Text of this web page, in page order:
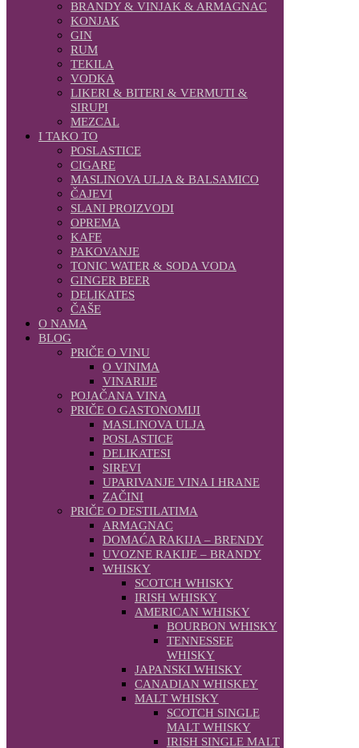
BRANDY & VINJAK & ARMAGNAC
KONJAK
GIN
RUM
TEKILA
VODKA
LIKERI & BITERI & VERMUTI &
SIRUPI
MEZCAL
I TAKO TO
POSLASTICE
CIGARE
MASLINOVA ULJA & BALSAMICO
ČAJEVI
SLANI PROIZVODI
OPREMA
KAFE
PAKOVANJE
TONIC WATER & SODA VODA
GINGER BEER
DELIKATES
ČAŠE
O NAMA
BLOG
PRIČE O VINU
O VINIMA
VINARIJE
POJAČANA VINA
PRIČE O GASTONOMIJI
MASLINOVA ULJA
POSLASTICE
DELIKATESI
SIREVI
UPARIVANJE VINA I HRANE
ZAČINI
PRIČE O DESTILATIMA
ARMAGNAC
DOMAĆA RAKIJA – BRENDY
UVOZNE RAKIJE – BRANDY
WHISKY
SCOTCH WHISKY
IRISH WHISKY
AMERICAN WHISKY
BOURBON WHISKY
TENNESSEE
WHISKY
JAPANSKI WHISKY
CANADIAN WHISKEY
MALT WHISKY
SCOTCH SINGLE
MALT WHISKY
IRISH SINGLE MALT